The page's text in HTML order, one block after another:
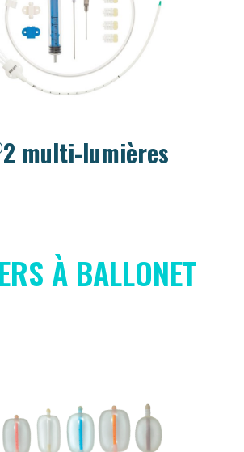
2 multi-lumières
À BALLONET